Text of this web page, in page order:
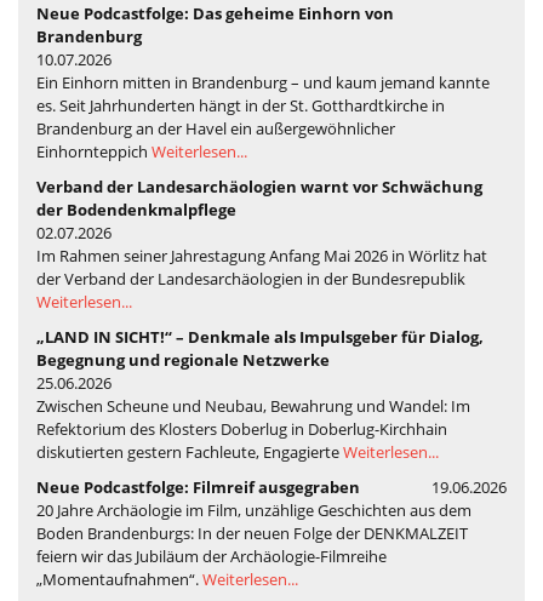
Neue Podcastfolge: Das geheime Einhorn von
Brandenburg
10.07.2026
Ein Einhorn mitten in Brandenburg – und kaum jemand kannte
es. Seit Jahrhunderten hängt in der St. Gotthardtkirche in
Brandenburg an der Havel ein außergewöhnlicher
Einhornteppich Weiterlesen...
Verband der Landesarchäologien warnt vor Schwächung
der Bodendenkmalpflege
02.07.2026
Im Rahmen seiner Jahrestagung Anfang Mai 2026 in Wörlitz hat
der Verband der Landesarchäologien in der Bundesrepublik
Weiterlesen...
„LAND IN SICHT!“ – Denkmale als Impulsgeber für Dialog,
Begegnung und regionale Netzwerke
25.06.2026
Zwischen Scheune und Neubau, Bewahrung und Wandel: Im
Refektorium des Klosters Doberlug in Doberlug-Kirchhain
diskutierten gestern Fachleute, EngagierteWeiterlesen...
Neue Podcastfolge: Filmreif ausgegraben
19.06.2026
20 Jahre Archäologie im Film, unzählige Geschichten aus dem
Boden Brandenburgs: In der neuen Folge der DENKMALZEIT
feiern wir das Jubiläum der Archäologie-Filmreihe
„Momentaufnahmen“.Weiterlesen...